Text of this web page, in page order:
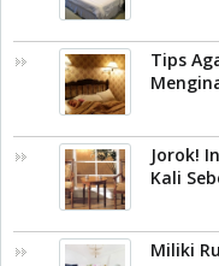
Tips
Jorok!
Kali
Miliki